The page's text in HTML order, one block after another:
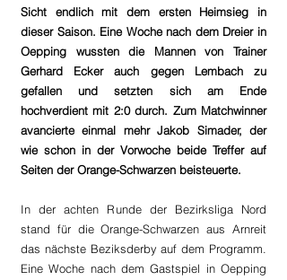
Sicht endlich mit dem ersten Heimsieg in
dieser Saison. Eine Woche nach dem Dreier in
Oepping wussten die Mannen von Trainer
Gerhard Ecker auch gegen Lembach zu
gefallen und setzten sich am Ende
hochverdient mit 2:0 durch. Zum Matchwinner
avancierte einmal mehr Jakob Simader, der
wie schon in der Vorwoche beide Treffer auf
Seiten der Orange-Schwarzen beisteuerte.
In der achten Runde der Bezirksliga Nord
stand für die Orange-Schwarzen aus Arnreit
das nächste Beziksderby auf dem Programm.
Eine Woche nach dem Gastspiel in Oepping